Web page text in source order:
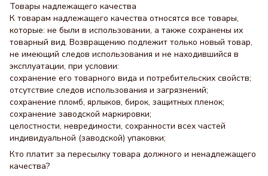
Товары надлежащего качества
К товарам надлежащего качества относятся все товары,
которые: не были в использовании, а также сохранены их
товарный вид. Возвращению подлежит только новый товар,
не имеющий следов использования и не находившийся в
эксплуатации, при условии:
сохранение его товарного вида и потребительских свойств;
отсутствие следов использования и загрязнений;
сохранение пломб, ярлыков, бирок, защитных пленок;
сохранение заводской маркировки;
целостности, невредимости, сохранности всех частей
индивидуальной (заводской) упаковки;
Кто платит за пересылку товара должного и ненадлежащего
качества?